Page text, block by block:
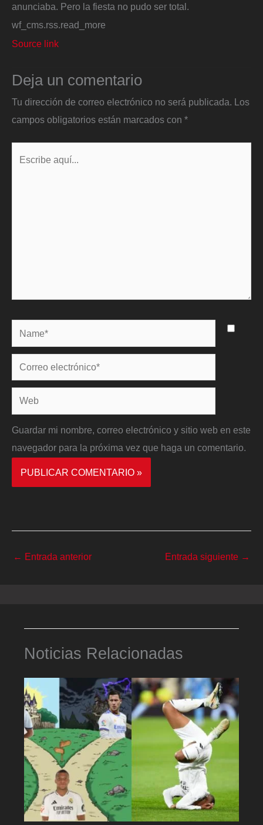
anunciaba. Pero la fiesta no pudo ser total.
wf_cms.rss.read_more
Source link
Deja un comentario
Tu dirección de correo electrónico no será publicada. Los
campos obligatorios están marcados con *
Name*
Correo
electrónico*
Web
Guardar mi nombre, correo electrónico y sitio web en este
navegador para la próxima vez que haga un comentario.
← Entrada anterior Entrada siguiente →
Noticias Relacionadas